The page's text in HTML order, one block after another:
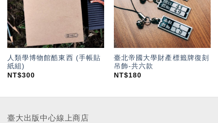
人類學博物館酷東西 (手帳貼
紙組)
NT$300
臺北帝國大學財產標籤牌復刻
吊飾-共六款
NT$180
臺大出版中心線上商店